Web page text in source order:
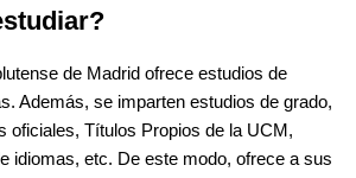
de Madrid ofrece estudios de
Además, se imparten estudios de grado,
oficiales, Títulos Propios de la UCM,
idiomas, etc. De este modo, ofrece a sus